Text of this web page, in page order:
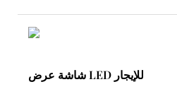
شاشة عرض LED للإيجار